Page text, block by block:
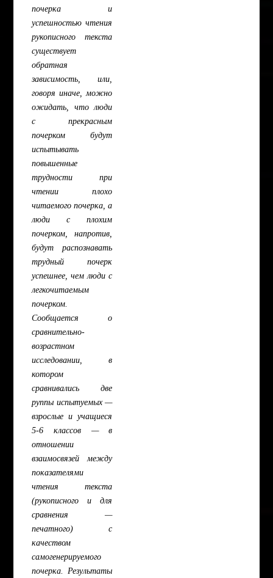
почерка и
успешностью чтения
рукописного текста
существует
обратная
зависимость, или,
говоря иначе, можно
ожидать, что люди
с прекрасным
почерком будут
испытывать
повышенные
трудности при
чтении плохо
читаемого почерка, а
люди с плохим
почерком, напротив,
будут распознавать
трудный почерк
успешнее, чем люди с
легкочитаемым
почерком.
Сообщается о
сравнительно-
возрастном
исследовании, в
котором
сравнивались две
руппы испытуемых —
взрослые и учащиеся
5-6 классов — в
отношении
взаимосвязей между
показателями
чтения текста
(рукописного и для
сравнения —
печатного) с
качеством
самогенерируемого
почерка. Результаты